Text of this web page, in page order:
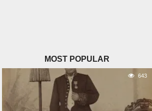
MOST POPULAR
643